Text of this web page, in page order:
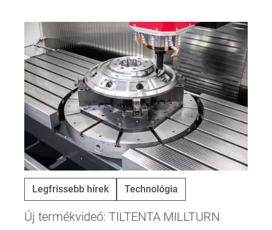
Legfrissebb hírek Technológia
Új termékvideó: TILTENTA MILLTURN